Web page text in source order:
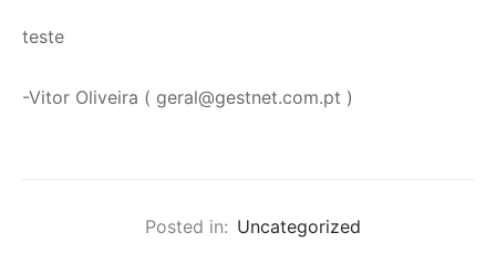
teste
-Vitor Oliveira ( geral@gestnet.com.pt )
Posted in: Uncategorized